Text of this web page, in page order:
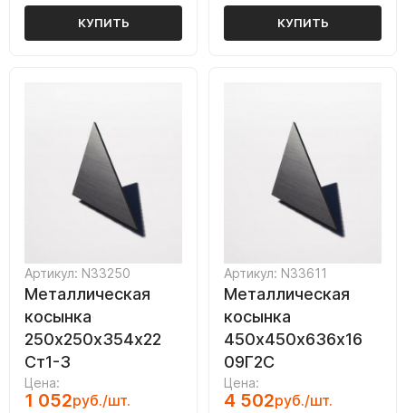
КУПИТЬ КУПИТЬ
Артикул: N33250
Металлическая
косынка
250х250х354х22
Ст1-3
Цена:
1 052руб./шт.
Артикул: N33611
Металлическая
косынка
450х450х636х16
09Г2С
Цена:
4 502руб./шт.